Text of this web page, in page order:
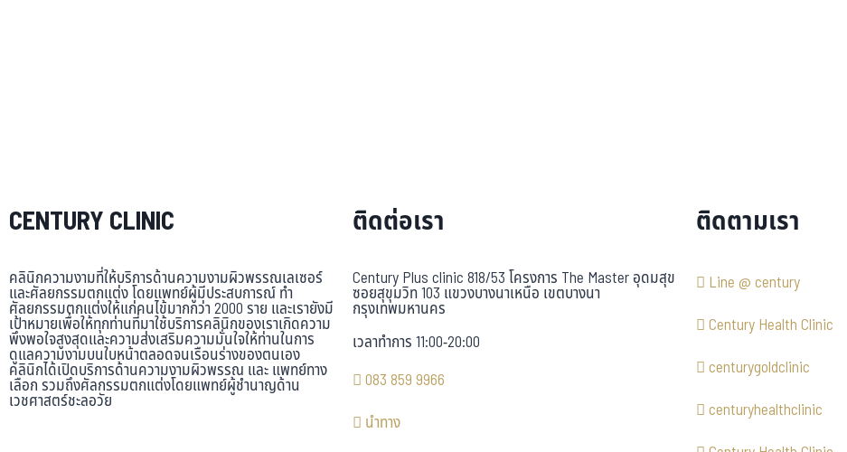
CENTURY CLINIC
คลินิกความงามที่ให้บริการด้านความงามผิวพรรณเลเซอร์
และศัลยกรรมตกแต่ง โดยแพทย์ผู้มีประสบการณ์ ทำ
ศัลยกรรมตกแต่งให้แก่คนไข้มากกว่า 2000 ราย และเรายังมี
เป้าหมายเพื่อให้ทุกท่านที่มาใช้บริการคลินิกของเราเกิดความ
พึงพอใจสูงสุดและความส่งเสริมความมั่นใจให้ท่านในการ
ดูแลความงามบนใบหน้าตลอดจนเรือนร่างของตนเอง
คลินิกได้เปิดบริการด้านความงามผิวพรรณ และ แพทย์ทาง
เลือก รวมถึงศัลกรรมตกแต่งโดยแพทย์ผู้ชำนาญด้าน
เวชศาสตร์ชะลอวัย
ติดต่อเรา
Century Plus clinic 818/53 โครงการ The Master อุดมสุข
ซอยสุขุมวิท 103 แขวงบางนาเหนือ เขตบางนา
กรุงเทพมหานคร
เวลาทำการ 11:00-20:00
083 859 9966
นำทาง
ติดตามเรา
Line @ century
Century Health Clinic
centurygoldclinic
centuryhealthclinic